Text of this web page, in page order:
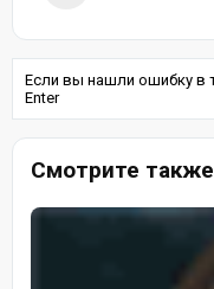
Если вы нашли ошибку в
Enter
Смотрите также